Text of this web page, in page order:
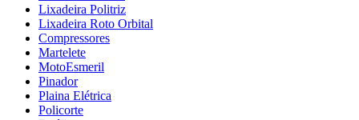
Lixadeira Politriz
Lixadeira Roto Orbital
Compressores
Martelete
MotoEsmeril
Pinador
Plaina Elétrica
Policorte